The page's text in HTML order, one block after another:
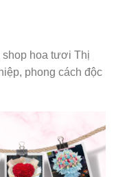
shop hoa tươi Thị
phong cách độc